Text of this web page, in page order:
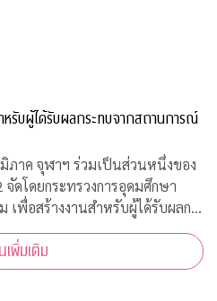
หรับผู้ได้รับผลกระทบจากสถานการณ์
ภาค จุฬาฯ ร่วมเป็นส่วนหนึ่งของ
จัดโดยกระทรวงการอุดมศึกษา
เพื่อสร้างงานสำหรับผู้ได้รับผลก
-19 เปิดรับสมัครประชาชนทั่วไป
เพิ่มเติม